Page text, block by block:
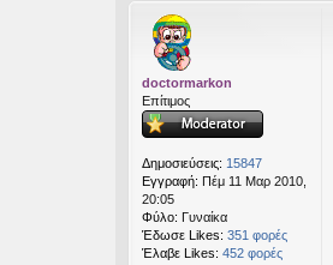
doctormarkon
Επίτιμος
Δημοσιεύσεις: 15847
Εγγραφή: Πέμ 11 Μαρ 2010,
20:05
Φύλο: Γυναίκα
Έδωσε Likes: 351 φορές
Έλαβε Likes: 452 φορές